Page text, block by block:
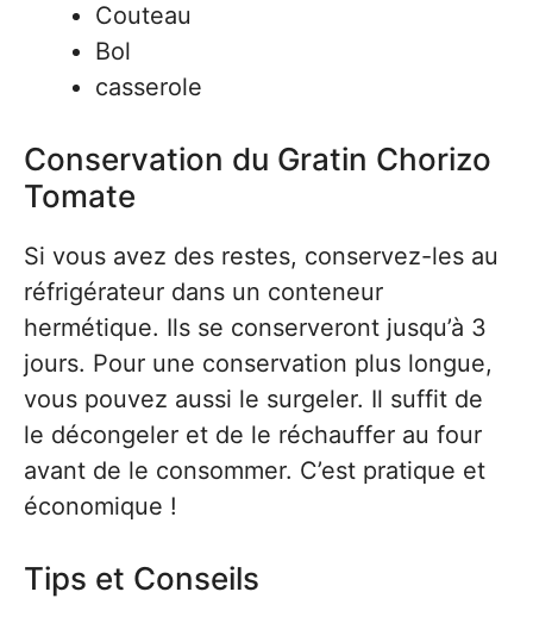
Couteau
Bol
casserole
Conservation du Gratin Chorizo
Tomate
Si vous avez des restes, conservez-les au
réfrigérateur dans un conteneur
hermétique. Ils se conserveront jusqu’à 3
jours. Pour une conservation plus longue,
vous pouvez aussi le surgeler. Il suffit de
le décongeler et de le réchauffer au four
avant de le consommer. C’est pratique et
économique !
Tips et Conseils